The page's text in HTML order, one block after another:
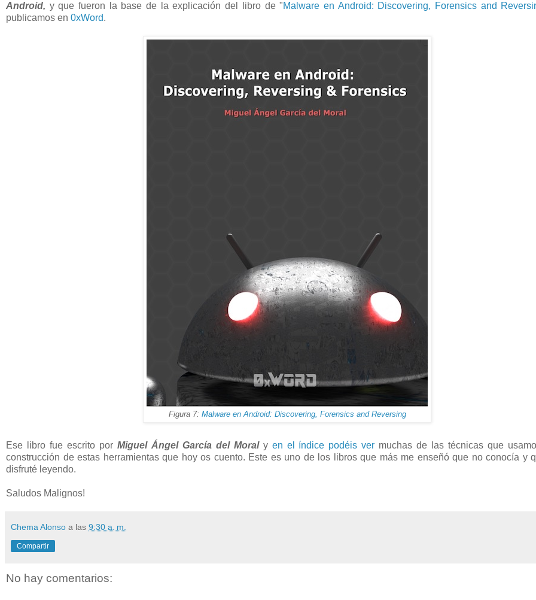
Android, y que fueron la base de la explicación del libro de "Malware en Android: Discovering, Forensics and
publicamos en 0xWord.
Figura 7: Malware en Android: Discovering, Forensics and Reversing
Ese libro fue escrito por Miguel Ángel García del Moraly en el índice podéis ver muchas de las técnicas que
construcción de estas herramientas que hoy os cuento. Este es uno de los libros que más me enseñó que no conocía y
disfruté leyendo.
Saludos Malignos!
Chema Alonso a las 9:30 a. m.
Compartir
No hay comentarios: